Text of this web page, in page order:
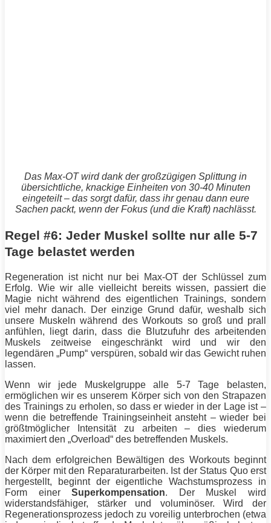
Das Max-OT wird dank der großzügigen Splittung in
übersichtliche, knackige Einheiten von 30-40 Minuten
eingeteilt – das sorgt dafür, dass ihr genau dann eure
Sachen packt, wenn der Fokus (und die Kraft) nachlässt.
Regel #6: Jeder Muskel sollte nur alle 5-7
Tage belastet werden
Regeneration ist nicht nur bei Max-OT der Schlüssel zum
Erfolg. Wie wir alle vielleicht bereits wissen, passiert die
Magie nicht während des eigentlichen Trainings, sondern
viel mehr danach. Der einzige Grund dafür, weshalb sich
unsere Muskeln während des Workouts so groß und prall
anfühlen, liegt darin, dass die Blutzufuhr des arbeitenden
Muskels zeitweise eingeschränkt wird und wir den
legendären „Pump“ verspüren, sobald wir das Gewicht ruhen
lassen.
Wenn wir jede Muskelgruppe alle 5-7 Tage belasten,
ermöglichen wir es unserem Körper sich von den Strapazen
des Trainings zu erholen, so dass er wieder in der Lage ist –
wenn die betreffende Trainingseinheit ansteht – wieder bei
größtmöglicher
Intensitätzu arbeiten – dies wiederum
maximiert den „Overload“ des betreffenden Muskels.
Nach dem erfolgreichen Bewältigen des Workouts beginnt
der Körper mit den Reparaturarbeiten. Ist der Status Quo erst
hergestellt, beginnt der eigentliche Wachstumsprozess in
Form einerSuperkompensation. Der Muskel wird
widerstandsfähiger, stärkerund voluminöser. Wird der
Regenerationsprozess jedoch zu voreilig unterbrochen (etwa